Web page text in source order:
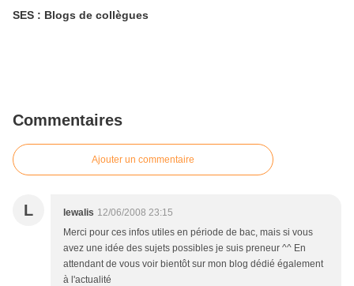
SES : Blogs de collègues
Commentaires
Ajouter un commentaire
L lewalis 12/06/2008 23:15
Merci pour ces infos utiles en période de bac, mais si vous
avez une idée des sujets possibles je suis preneur ^^ En
attendant de vous voir bientôt sur mon blog dédié également
à l'actualité